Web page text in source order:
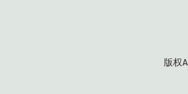
版权